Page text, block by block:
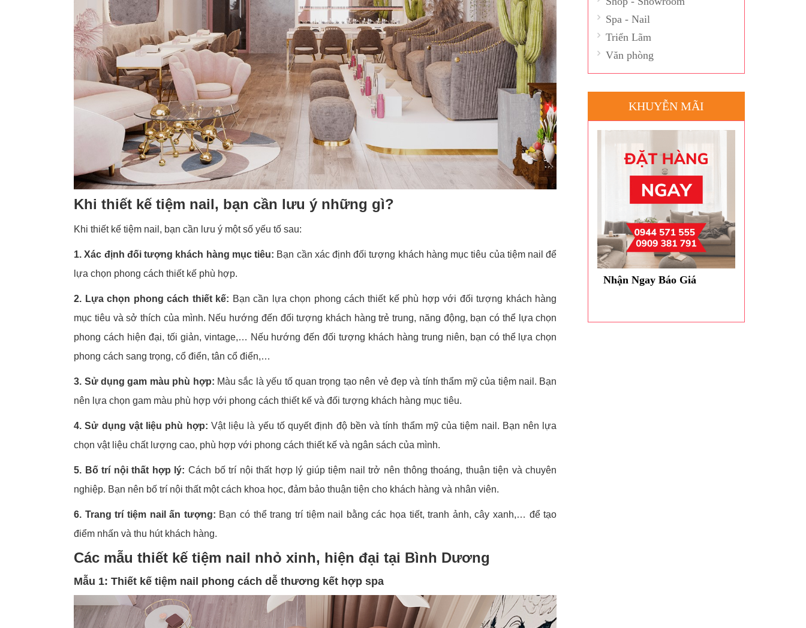
Khi thiết kế tiệm nail, bạn cần lưu ý những gì?
Khi thiết kế tiệm nail, bạn cần lưu ý một số yếu tố sau:
1. Xác định đối tượng khách hàng mục tiêu: Bạn cần xác định đối tượng khách hàng mục tiêu của tiệm nail để
lựa chọn phong cách thiết kế phù hợp.
2. Lựa chọn phong cách thiết kế: Bạn cần lựa chọn phong cách thiết kế phù hợp với đối tượng khách hàng
mục tiêu và sở thích của mình. Nếu hướng đến đối tượng khách hàng trẻ trung, năng động, bạn có thể lựa chọn
phong cách hiện đại, tối giản, vintage,… Nếu hướng đến đối tượng khách hàng trung niên, bạn có thể lựa chọn
phong cách sang trọng, cổ điển, tân cổ điển,…
3. Sử dụng gam màu phù hợp: Màu sắc là yếu tố quan trọng tạo nên vẻ đẹp và tính thẩm mỹ của tiệm nail. Bạn
nên lựa chọn gam màu phù hợp với phong cách thiết kế và đối tượng khách hàng mục tiêu.
4. Sử dụng vật liệu phù hợp: Vật liệu là yếu tố quyết định độ bền và tính thẩm mỹ của tiệm nail. Bạn nên lựa
chọn vật liệu chất lượng cao, phù hợp với phong cách thiết kế và ngân sách của mình.
5. Bố trí nội thất hợp lý: Cách bố trí nội thất hợp lý giúp tiệm nail trở nên thông thoáng, thuận tiện và chuyên
nghiệp. Bạn nên bố trí nội thất một cách khoa học, đảm bảo thuận tiện cho khách hàng và nhân viên.
6. Trang trí tiệm nail ấn tượng: Bạn có thể trang trí tiệm nail bằng các họa tiết, tranh ảnh, cây xanh,… để tạo
điểm nhấn và thu hút khách hàng.
Các mẫu thiết kế tiệm nail nhỏ xinh, hiện đại tại Bình Dương
Mẫu 1: Thiết kế tiệm nail phong cách dễ thương kết hợp spa
Spa - Nail
Triển Lãm
Văn phòng
KHUYỄN MÃI
Nhận Ngay Báo Giá